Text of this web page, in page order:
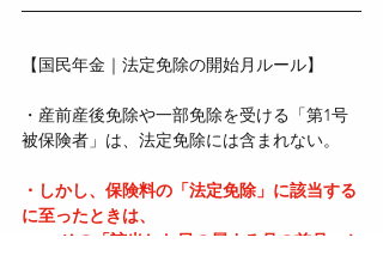
【国民年金｜法定免除の開始月ルール】
・産前産後免除や一部免除を受ける「第1号
被保険者」は、法定免除には含まれない。
・しかし、保険料の「法定免除」に該当する
に至ったときは、
→ その「該当した日の属する月の前月」か